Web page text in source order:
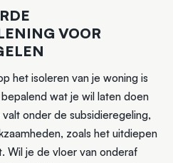
VOOR
het isoleren van je woning is
wat je wil laten doen
onder de subsidieregeling,
zoals het uitdiepen
Wil je de vloer van onderaf